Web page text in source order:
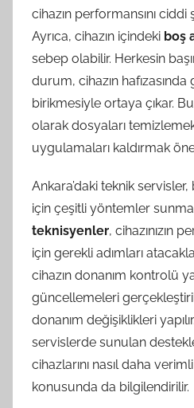
cihazın performansını
Ayrıca, cihazın içindeki boş
sebep olabilir. Herkesin
durum, cihazın
birikmesiyle ortaya çıkar.
olarak dosyaları
uygulamaları kaldırmak
Ankara’daki teknik
için çeşitli yöntemler
teknisyenler, cihazınızın
için gerekli adımları
cihazın donanım kontrolü
güncellemeleri
donanım değişiklikleri
servislerde sunulan
cihazlarını nasıl daha
konusunda da bilgilendirilir.